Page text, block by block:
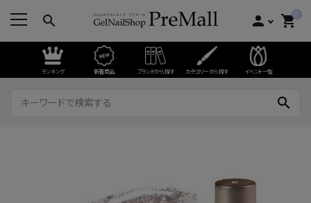
search person 0
shopping_cart
ランキング 新着商品 ブランドから探す カテゴリーから探す イベント一覧
search